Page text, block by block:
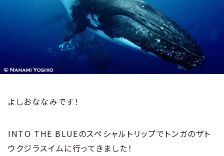
よしおななみです！
INTO THE BLUEのスペシャルトリップでトンガのザト
ウクジラスイムに行ってきました！